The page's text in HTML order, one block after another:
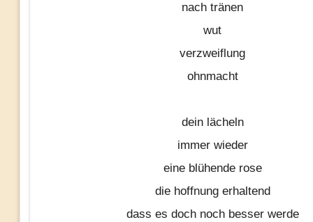
nach tränen
wut
verzweiflung
ohnmacht
dein lächeln
immer wieder
eine blühende rose
die hoffnung erhaltend
dass es doch noch besser werde